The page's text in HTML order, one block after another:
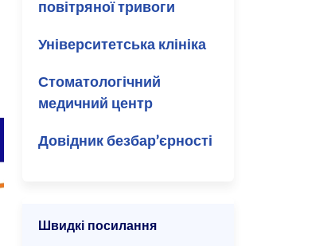
повітряної тривоги
Університетська клініка
Стоматологічний
медичний центр
Довідник безбар’єрності
Швидкі посилання